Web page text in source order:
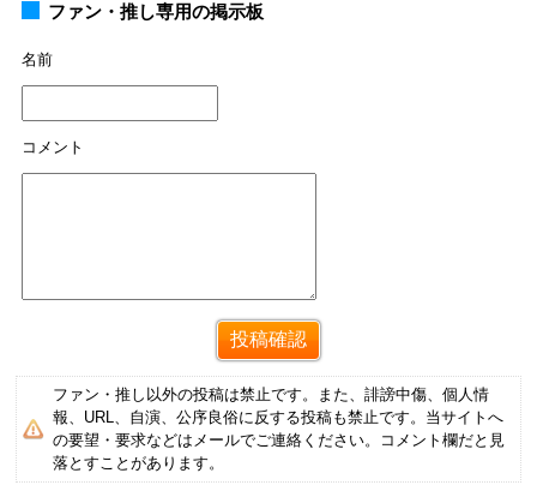
ファン・推し専用の掲示板
名前
コメント
ファン・推し以外の投稿は禁止です。また、誹謗中傷、個人情
報、URL、自演、公序良俗に反する投稿も禁止です。当サイトへ
の要望・要求などはメールでご連絡ください。コメント欄だと見
落とすことがあります。